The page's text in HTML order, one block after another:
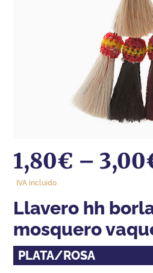
1,80€ – 3,00
IVA incluido
llavero hh borlas
mosquero